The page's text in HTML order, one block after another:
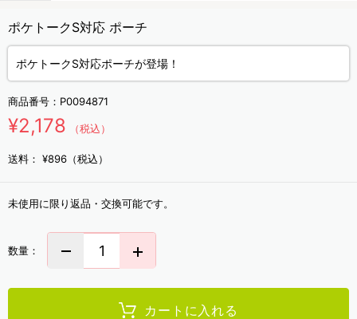
ポケトークS対応 ポーチ
ポケトークS対応ポーチが登場！
商品番号： P0094871
¥2,178 （税込）
送料： ¥896（税込）
未使用に限り返品・交換可能です。
数量：
カートに入れる